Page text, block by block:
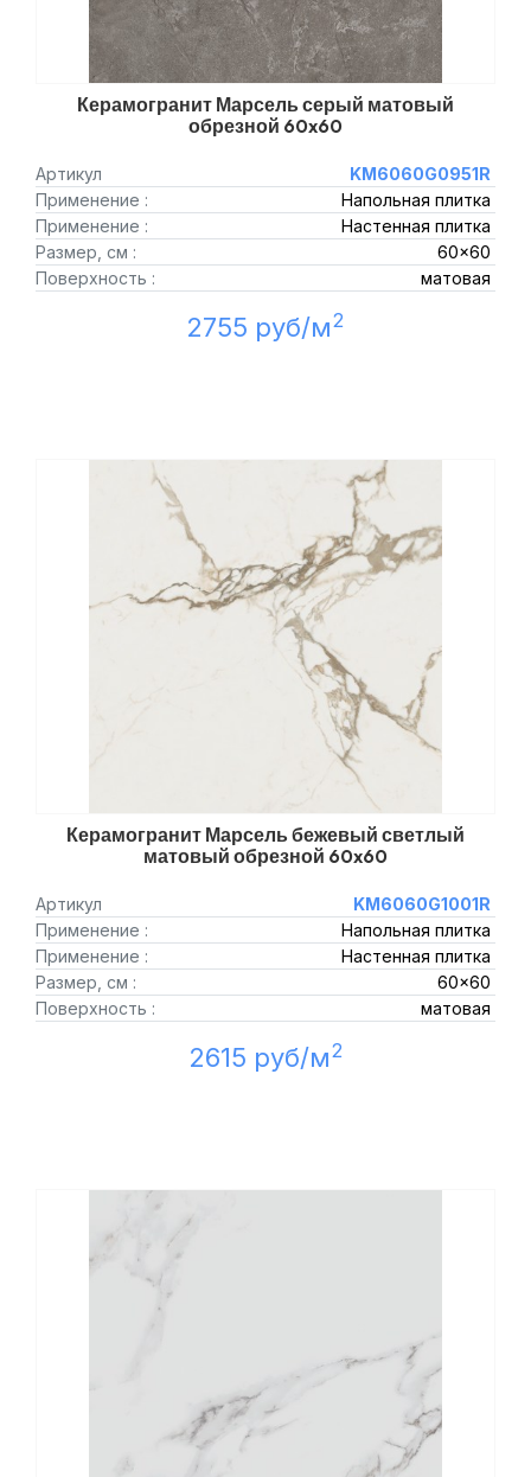
Керамогранит Марсель серый матовый
обрезной 60x60
Артикул
KM6060G0951R
Применение :
Напольная плитка
Применение :
Настенная плитка
Размер, см :
60x60
Поверхность :
матовая
2755 руб/м2
Керамогранит Марсель бежевый светлый
матовый обрезной 60x60
Артикул
KM6060G1001R
Применение :
Напольная плитка
Применение :
Настенная плитка
Размер, см :
60x60
Поверхность :
матовая
2615 руб/м2